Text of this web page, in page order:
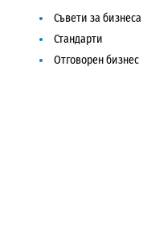
Съвети за бизнеса
Стандарти
Отговорен бизнес